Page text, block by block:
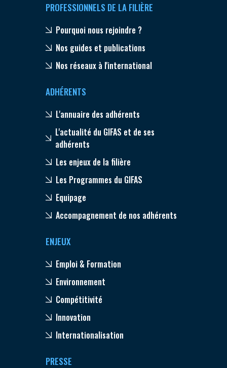
PROFESSIONNELS DE LA FILIÈRE
Pourquoi nous rejoindre ?
Nos guides et publications
Nos réseaux à l'international
ADHÉRENTS
L'annuaire des adhérents
L'actualité du GIFAS et de ses
adhérents
Les enjeux de la filière
Les Programmes du GIFAS
Equipage
Accompagnement de nos adhérents
ENJEUX
Emploi & Formation
Environnement
Compétitivité
Innovation
Internationalisation
PRESSE